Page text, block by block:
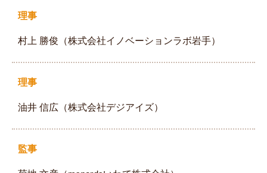
理事
村上 勝俊（株式会社イノベーションラボ岩手）
理事
油井 信広（株式会社デジアイズ）
監事